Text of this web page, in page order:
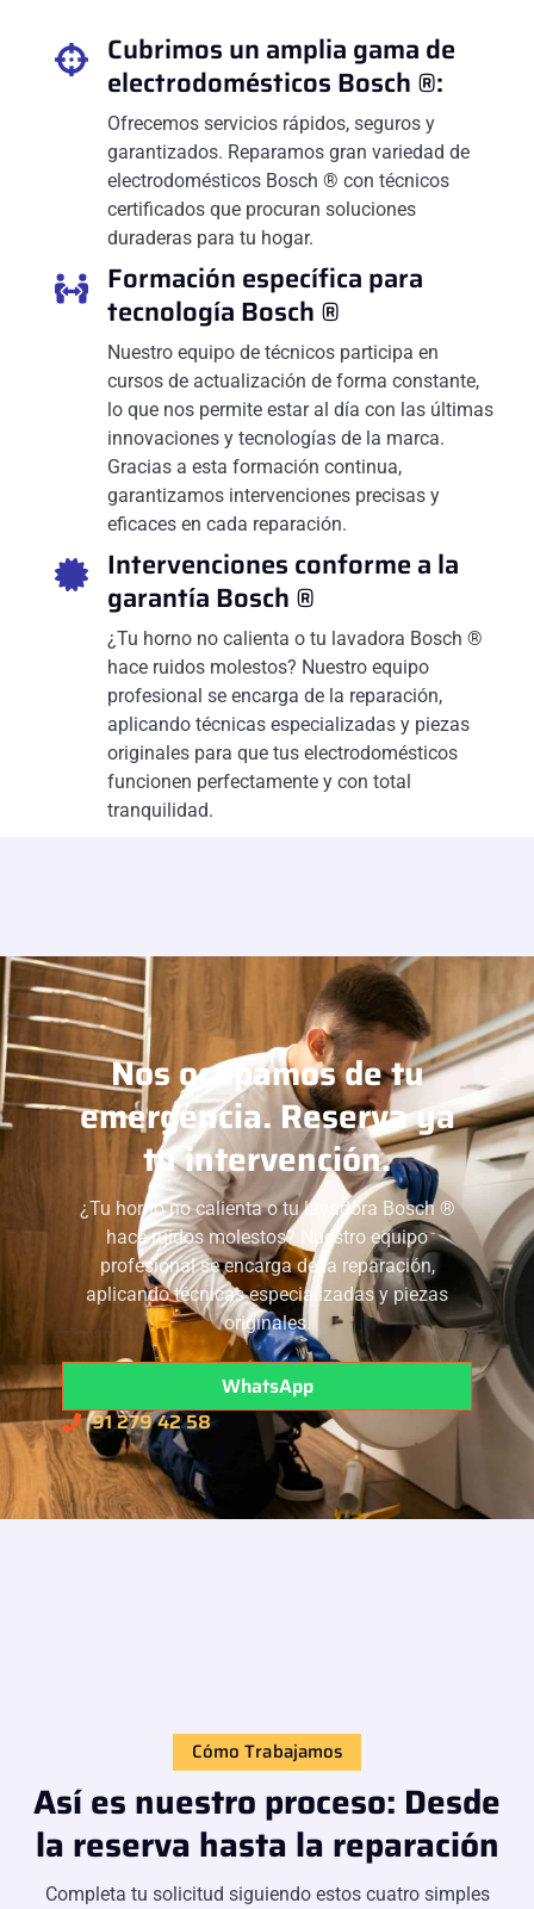
Cubrimos un amplia gama de
electrodomésticos Bosch ®:
Ofrecemos servicios rápidos, seguros y
garantizados. Reparamos gran variedad de
electrodomésticos Bosch ® con técnicos
certificados que procuran soluciones
duraderas para tu hogar.
Formación específica para
tecnología Bosch ®
Nuestro equipo de técnicos participa en
cursos de actualización de forma constante,
lo que nos permite estar al día con las últimas
innovaciones y tecnologías de la marca.
Gracias a esta formación continua,
garantizamos intervenciones precisas y
eficaces en cada reparación.
Intervenciones conforme a la
garantía Bosch ®
¿Tu horno no calienta o tu lavadora Bosch ®
hace ruidos molestos? Nuestro equipo
profesional se encarga de la reparación,
aplicando técnicas especializadas y piezas
originales para que tus electrodomésticos
funcionen perfectamente y con total
tranquilidad.
Nos ocupamos de tu
emergencia. Reserva ya
tu intervención.
¿Tu horno no calienta o tu lavadora Bosch ®
hace ruidos molestos? Nuestro equipo
profesional se encarga de la reparación,
aplicando técnicas especializadas y piezas
originales.
WhatsApp
91 279 42 58
Cómo Trabajamos
Así es nuestro proceso: Desde
la reserva hasta la reparación
Completa tu solicitud siguiendo estos cuatro simples